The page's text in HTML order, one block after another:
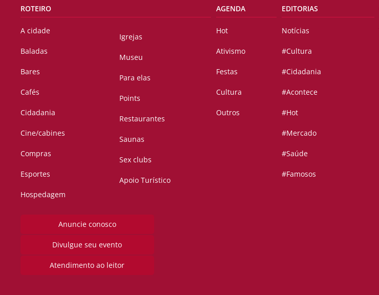
ROTEIRO
A cidade
Baladas
Bares
Cafés
Cidadania
Cine/cabines
Compras
Esportes
Hospedagem
Igrejas
Museu
Para elas
Points
Restaurantes
Saunas
Sex clubs
Apoio Turístico
Anuncie conosco
Divulgue seu evento
Atendimento ao leitor
AGENDA
Hot
Ativismo
Festas
Cultura
Outros
EDITORIAS
Notícias
#Cultura
#Cidadania
#Acontece
#Hot
#Mercado
#Saúde
#Famosos